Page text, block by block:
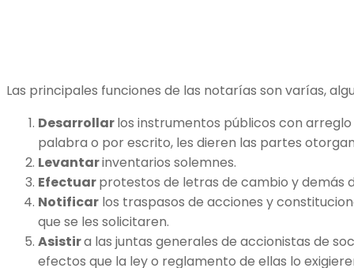
Las principales funciones de las notarías son varías,
Desarrollarlos instrumentos públicos con
palabra o por escrito, les dieren las partes
Levantarinventarios solemnes.
Efectuarprotestos de letras de cambio y demás
Notificar los traspasos de acciones y
que se les solicitaren.
Asistira las juntas generales de accionistas de
efectos que la ley o reglamento de ellas lo